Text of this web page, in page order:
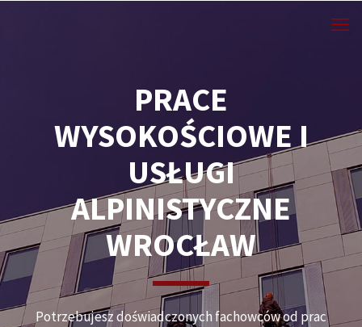
PRACE
WYSOKOŚCIOWE I
USŁUGI
ALPINISTYCZNE
WROCŁAW
Potrzebujesz doświadczonych fachowców od prac